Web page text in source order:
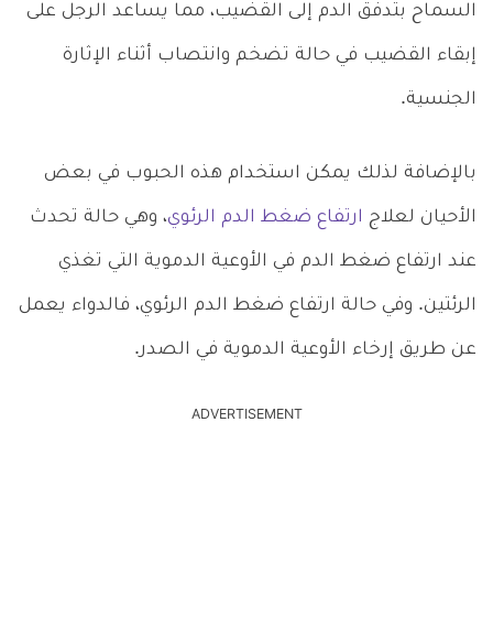
السماح بتدفق الدم إلى القضيب، مما يساعد الرجل على
إبقاء القضيب في حالة تضخم وانتصاب أثناء الإثارة
الجنسية.
بالإضافة لذلك يمكن استخدام هذه الحبوب في بعض
الأحيان لعلاج ارتفاع ضغط الدم الرئوي، وهي حالة تحدث
عند ارتفاع ضغط الدم في الأوعية الدموية التي تغذي
الرئتين. وفي حالة ارتفاع ضغط الدم الرئوي، فالدواء يعمل
عن طريق إرخاء الأوعية الدموية في الصدر.
ADVERTISEMENT